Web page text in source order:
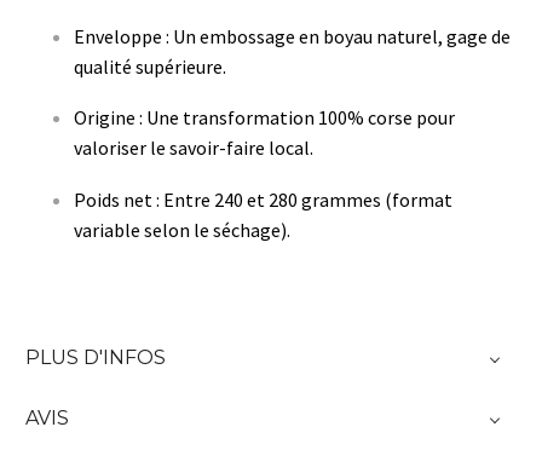
Enveloppe : Un embossage en boyau naturel, gage de
qualité supérieure.
Origine : Une transformation 100% corse pour
valoriser le savoir-faire local.
Poids net : Entre 240 et 280 grammes (format
variable selon le séchage).
PLUS D'INFOS
AVIS